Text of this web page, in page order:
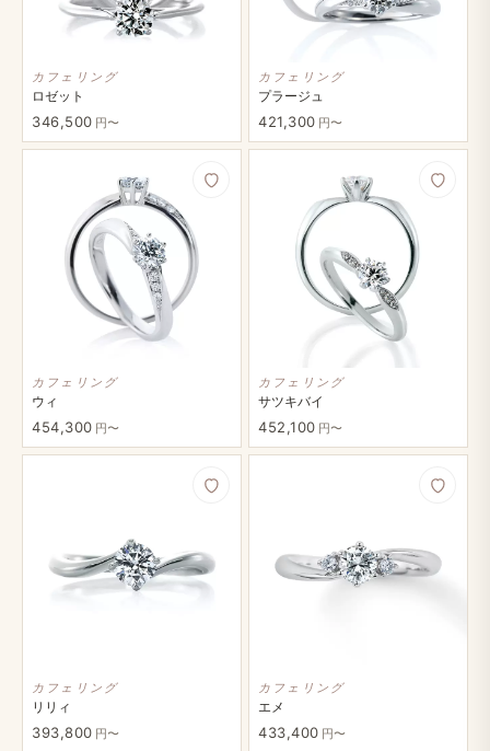
カフェリング
ロゼット
346,500 円〜
カフェリング
プラージュ
421,300 円〜
カフェリング
ウィ
454,300 円〜
カフェリング
サツキバイ
452,100 円〜
カフェリング
リリィ
393,800 円〜
カフェリング
エメ
433,400 円〜